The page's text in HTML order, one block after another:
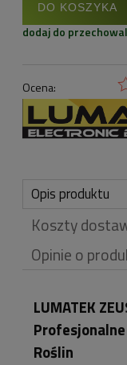
DO KOSZYKA
dodaj do
Ocena:
Opis produktu
Koszty
Cena nie
płatności
Opinie o
LUMATEK
Roślin